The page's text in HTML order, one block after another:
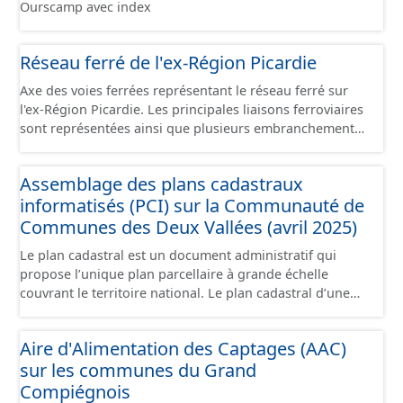
intersection avec un autre tronçon situé au même
spécifiques reliant 2 tronçons (escalier, voie piétonne
spécifique...).
localisées à la délivrance postale. Malgré l'attention
que des adresses ne soient pas encore intégrées dans
Ourscamp avec index
Réseau ferré de l'ex-Région Picardie
Axe des voies ferrées représentant le réseau ferré sur
l'ex-Région Picardie. Les principales liaisons ferroviaires
sont représentées ainsi que plusieurs embranchements
sont désaffectées mais sont toujours physiquement
présentes sur le terrain.
Assemblage des plans cadastraux
informatisés (PCI) sur la Communauté de
Communes des Deux Vallées (avril 2025)
Le plan cadastral est un document administratif qui
propose l’unique plan parcellaire à grande échelle
couvrant le territoire national. Le plan cadastral d’une
communément appelées « feuilles de plan ». La parcelle
est l’unité cadastrale de base. C’est un terrain d’un seul
tenant situé dans un même lieudit et appartenant à un
Aire d'Alimentation des Captages (AAC)
sur les communes du Grand
Compiégnois